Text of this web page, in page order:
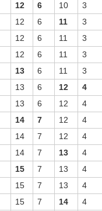
12 6 10 3
12 6 11 3
12 6 11 3
12 6 11 3
13 6 11 3
13 6 12 4
13 6 12 4
14 7 12 4
14 7 12 4
14 7 13 4
15 7 13 4
15 7 13 4
15 7 14 4